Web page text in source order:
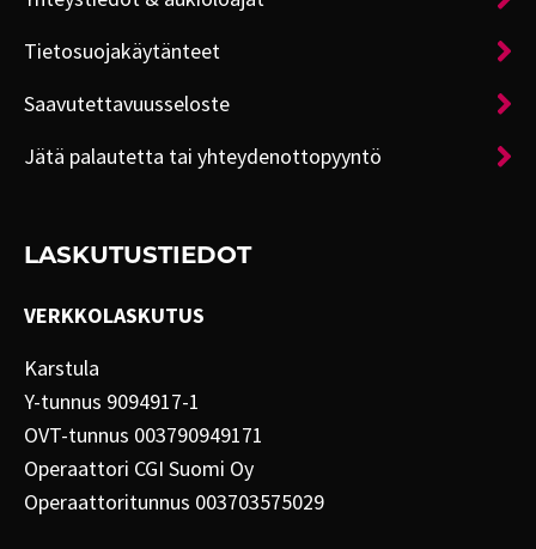
Tietosuojakäytänteet
Saavutettavuusseloste
Jätä palautetta tai yhteydenottopyyntö
LASKUTUSTIEDOT
VERKKOLASKUTUS
Karstula
Y-tunnus 9094917-1
OVT-tunnus 003790949171
Operaattori CGI Suomi Oy
Operaattoritunnus 003703575029